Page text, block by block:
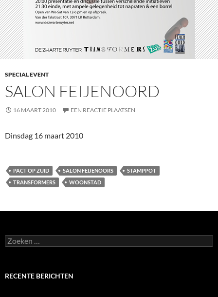
SPECIAL EVENT
SALON FEIJENOORD
16 MAART 2010 EEN REACTIE PLAATSEN
Dinsdag 16 maart 2010
PACT OP ZUID SALON FEIJENOORS
STAMPPOT
TRANSFORMERS
WOONSTAD
Zoeken
naar:
RECENTE BERICHTEN